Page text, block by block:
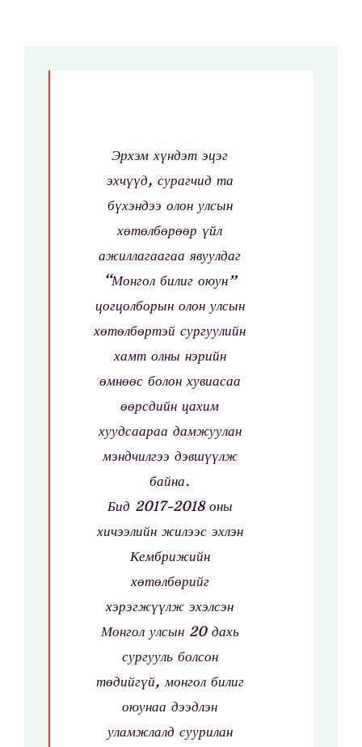
Солилцооны хөтөлбөр
Эрхэм хүндэт эцэг
эхчүүд, сурагчид та
бүхэндээ олон улсын
хөтөлбөрөөр үйл
ажиллагаагаа явуулдаг
“Монгол билиг оюун”
цогцолборын олон улсын
хөтөлбөртэй сургуулийн
хамт олны нэрийн
өмнөөс болон хувиасаа
өөрсдийн цахим
хуудсаараа дамжуулан
мэндчилгээ дэвшүүлж
байна.
Бид 2017-2018 оны
хичээлийн жилээс эхлэн
Кембрижийн
хөтөлбөрийг
хэрэгжүүлж эхэлсэн
Монгол улсын 20 дахь
сургууль болсон
төдийгүй, монгол билиг
оюунаа дээдлэн
уламжлалд суурилан